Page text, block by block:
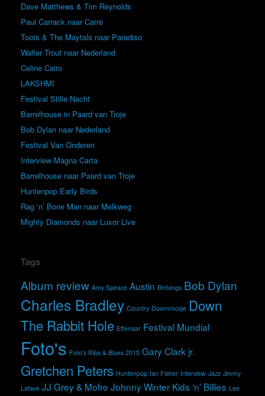
Dave Matthews & Tim Reynolds
Paul Carrack naar Carré
Toots & The Maytals naar Paradiso
Walter Trout naar Nederland
Celine Cairo
LAKSHMI
Festival Stille Nacht
Barrelhouse in Paard van Troje
Bob Dylan naar Nederland
Festival Van Onderen
Interview Magna Carta
Barrelhouse naar Paard van Troje
Huntenpop Early Birds
Rag ‘n’ Bone Man naar Melkweg
Mighty Diamonds naar Luxor Live
Tags
Album review Amy Speace Austin Bintangs Bob Dylan
Charles Bradley Country Doornroosje Down
The Rabbit Hole Effenaar Festival Mundial
Foto's Foto's Ribs & Blues 2015 Gary Clark jr.
Gretchen Peters Huntenpop Ian Fisher Interview Jazz Jimmy
Lafave JJ Grey & Mofro Johnny Winter Kids ‘n’ Billies Lee